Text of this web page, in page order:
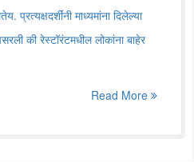
प्रत्यक्षदर्शींनी माध्यमांना दिलेल्या
की रेस्टॉरंटमधील लोकांना बाहेर
Read More